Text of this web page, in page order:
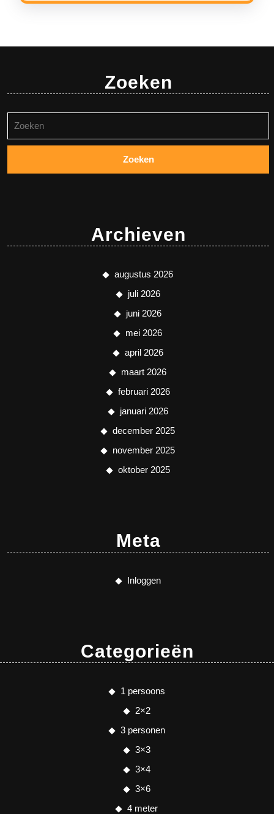
Zoeken
naar:
Archieven
augustus 2026
juli 2026
juni 2026
mei 2026
april 2026
maart 2026
februari 2026
januari 2026
december 2025
november 2025
oktober 2025
Meta
Inloggen
Categorieën
1 persoons
2×2
3 personen
3×3
3×4
3×6
4 meter